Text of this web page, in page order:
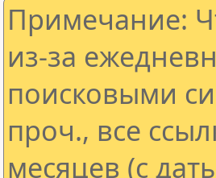
Примечание:
из-за
поисковыми
проч., все
месяцев (с